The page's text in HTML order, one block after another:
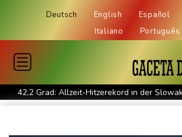
Deutsch English Español
Italiano
Português
42,2 Grad: Allzeit-Hitzerekord in der
Tag gebrochen